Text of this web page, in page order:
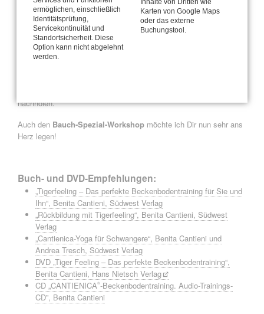
in allen Kursstunden anatomisch sinnvoll und sicher!
Meine Empfehlung: Steige so früh wie möglich ein und trainiere
häufig und regelmäßig. Lass uns gerne darüber sprechen - ich
berate Dich gerne individuell.
nachholen.
Auch den Bauch-Spezial-Workshopmöchte ich Dir nun sehr ans
Herz legen!
Buch- und DVD-Empfehlungen:
„Tigerfeeling – Das perfekte Beckenbodentraining für Sie und
Ihn“, Benita Cantieni, Südwest Verlag
„Rückbildung mit Tigerfeeling“, Benita Cantieni, Südwest
Verlag
„Cantienica-Yoga für Schwangere“, Benita Cantieni und
Andrea Tresch, Südwest Verlag
DVD „Tiger Feeling – Das perfekte Beckenbodentraining“,
Benita Cantieni, Hans Nietsch Verlag
CD „CANTIENICA®-Beckenbodentraining. Audio-Trainings-
CD”, Benita Cantieni
ermöglichen, einschließlich
Identitätsprüfung,
Servicekontinuität und
Standortsicherheit. Diese
Option kann nicht abgelehnt
werden.
Inhalte von Dritten wie
Karten von Google Maps
oder das externe
Buchungstool.